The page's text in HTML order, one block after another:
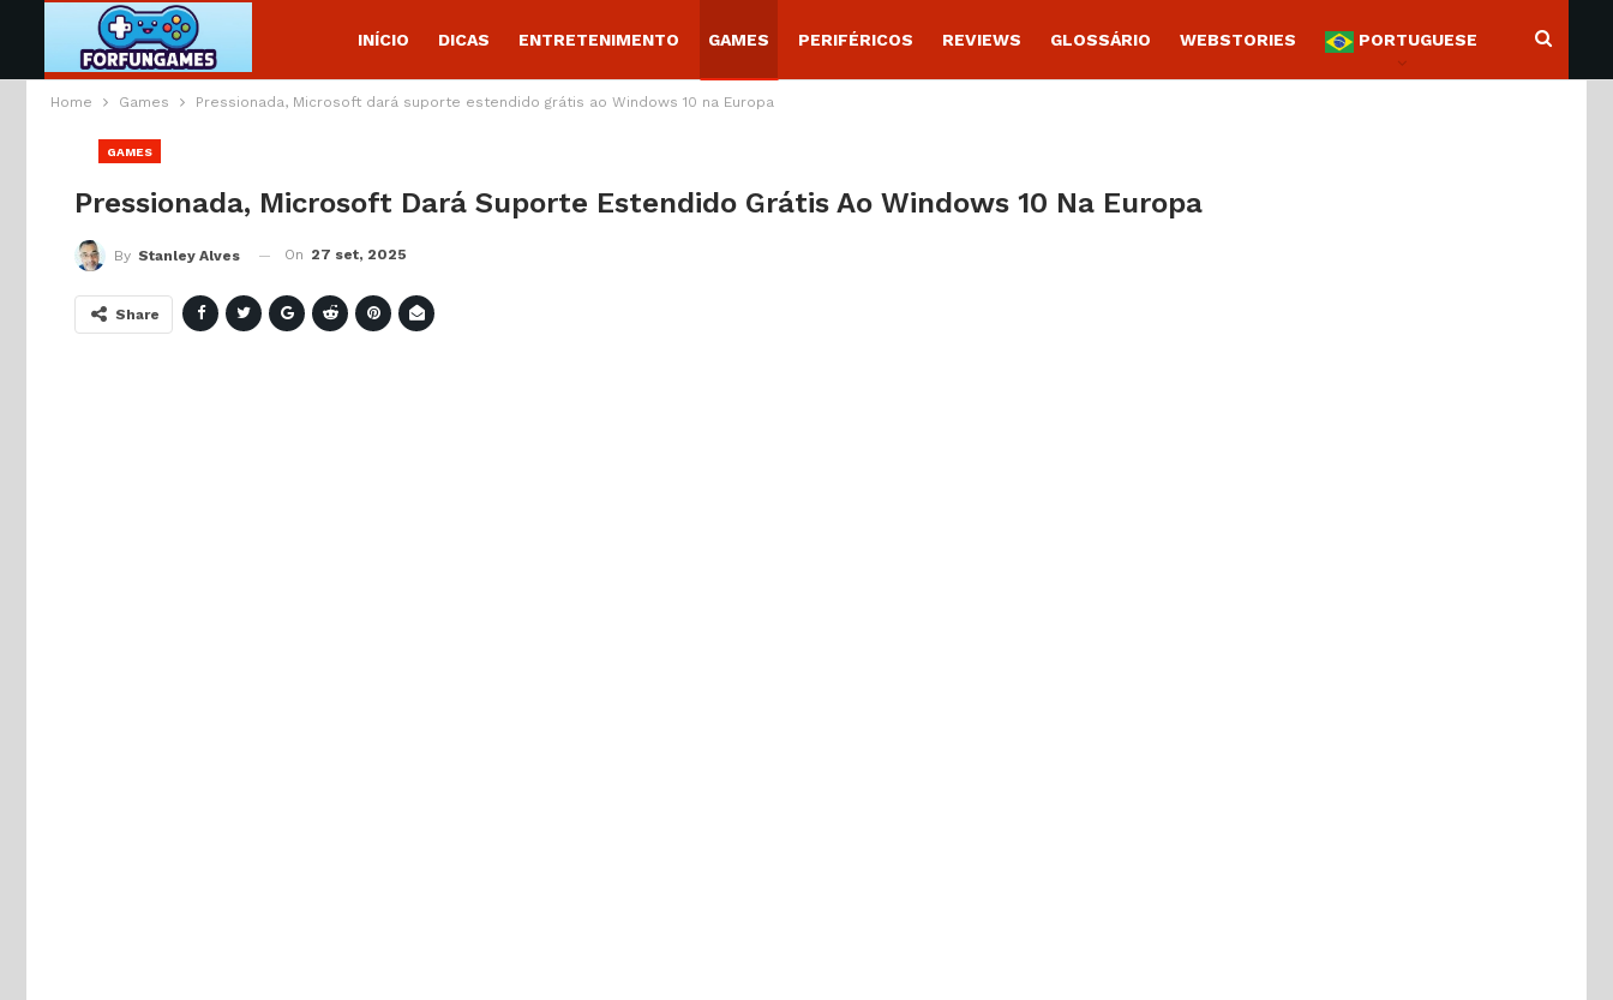
INÍCIO DICAS ENTRETENIMENTO GAMES PERIFÉRICOS REVIEWS GLOSSÁRIO WEBSTORIES PORTUGUESE
Home Games Pressionada, Microsoft dará suporte estendido grátis ao Windows 10 na Europa
GAMES
Pressionada, Microsoft Dará Suporte Estendido Grátis Ao Windows 10 Na Europa
By Stanley Alves On 27 set, 2025
Share